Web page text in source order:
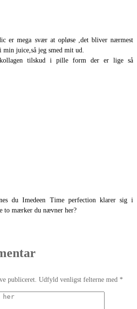
er mega svær at opløse ,det bliver nærmest
juice,så jeg smed mit ud.
kollagen tilskud i pille form der er lige så
du Imedeen Time perfection klarer sig i
to mærker du nævner her?
publiceret. Udfyld venligst felterne med *